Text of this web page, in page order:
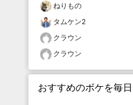
ねりもの
タムケン2
クラウン
クラウン
おすすめのボケを毎